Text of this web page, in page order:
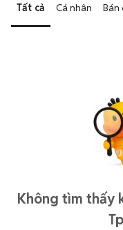
Tất cả Cá nhân Bán
Không tìm thấy